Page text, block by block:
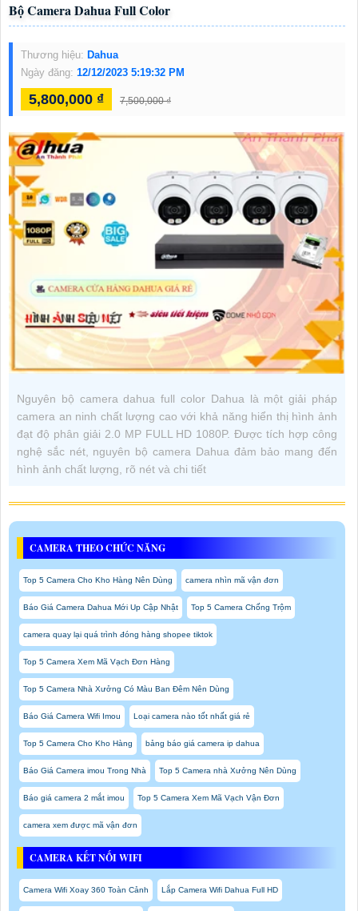
Bộ Camera Dahua Full Color
Thương hiệu: Dahua
Ngày đăng: 12/12/2023 5:19:32 PM
5,800,000 ₫ 7,500,000 ₫
Nguyên bộ camera dahua full color Dahua là một giải pháp
camera an ninh chất lượng cao với khả năng hiển thị hình ảnh
đạt độ phân giải 2.0 MP FULL HD 1080P. Được tích hợp công
nghệ sắc nét, nguyên bộ camera Dahua đảm bảo mang đến
hình ảnh chất lượng, rõ nét và chi tiết
CAMERA THEO CHỨC NĂNG
Top 5 Camera Cho Kho Hàng Nên Dùng camera nhìn mã vận đơn
Báo Giá Camera Dahua Mới Up Cập Nhật Top 5 Camera Chống Trộm
camera quay lại quá trình đóng hàng shopee tiktok
Top 5 Camera Xem Mã Vạch Đơn Hàng
Top 5 Camera Nhà Xưởng Có Màu Ban Đêm Nên Dùng
Báo Giá Camera Wifi Imou Loại camera nào tốt nhất giá rẻ
Top 5 Camera Cho Kho Hàng bảng báo giá camera ip dahua
Báo Giá Camera imou Trong Nhà Top 5 Camera nhà Xưởng Nên Dùng
Báo giá camera 2 mắt imou Top 5 Camera Xem Mã Vạch Vận Đơn
camera xem được mã vận đơn
CAMERA KẾT NỐI WIFI
Camera Wifi Xoay 360 Toàn Cảnh Lắp Camera Wifi Dahua Full HD